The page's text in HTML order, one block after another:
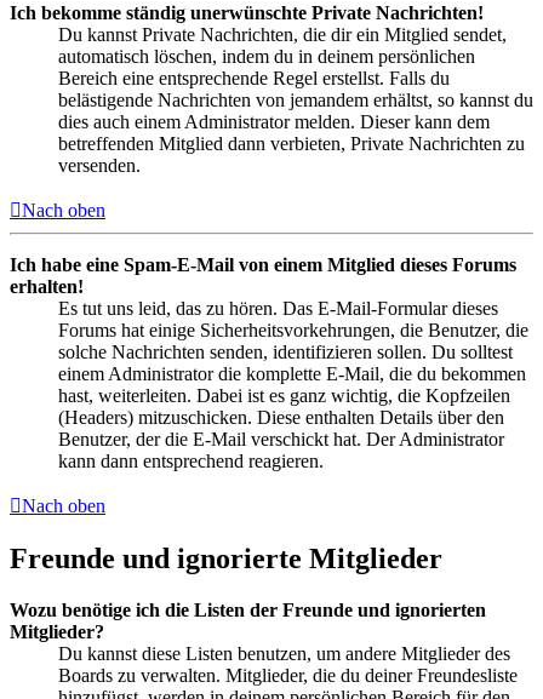
Ich bekomme ständig unerwünschte Private Nachrichten!
Du kannst Private Nachrichten, die dir ein Mitglied sendet,
automatisch löschen, indem du in deinem persönlichen
Bereich eine entsprechende Regel erstellst. Falls du
belästigende Nachrichten von jemandem erhältst, so kannst du
dies auch einem Administrator melden. Dieser kann dem
betreffenden Mitglied dann verbieten, Private Nachrichten zu
versenden.
Nach oben
Ich habe eine Spam-E-Mail von einem Mitglied dieses Forums
erhalten!
Es tut uns leid, das zu hören. Das E-Mail-Formular dieses
Forums hat einige Sicherheitsvorkehrungen, die Benutzer, die
solche Nachrichten senden, identifizieren sollen. Du solltest
einem Administrator die komplette E-Mail, die du bekommen
hast, weiterleiten. Dabei ist es ganz wichtig, die Kopfzeilen
(Headers) mitzuschicken. Diese enthalten Details über den
Benutzer, der die E-Mail verschickt hat. Der Administrator
kann dann entsprechend reagieren.
Nach oben
Freunde und ignorierte Mitglieder
Wozu benötige ich die Listen der Freunde und ignorierten
Mitglieder?
Du kannst diese Listen benutzen, um andere Mitglieder des
Boards zu verwalten. Mitglieder, die du deiner Freundesliste